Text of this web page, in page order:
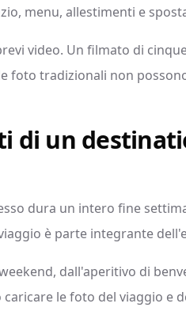
menu, allestimenti e
video. Un filmato di
foto tradizionali non
di un
dura un intero fine
è parte integrante
dall'aperitivo di
le foto del viaggio e